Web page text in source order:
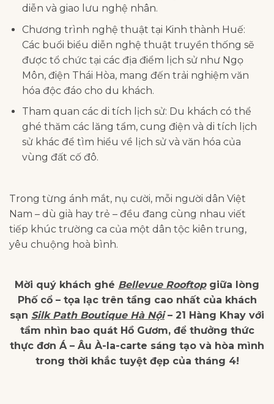
diễn và giao lưu nghệ nhân.​
Chương trình nghệ thuật tại Kinh thành Huế:
Các buổi biểu diễn nghệ thuật truyền thống sẽ
được tổ chức tại các địa điểm lịch sử như Ngọ
Môn, điện Thái Hòa, mang đến trải nghiệm văn
hóa độc đáo cho du khách.​
Tham quan các di tích lịch sử: Du khách có thể
ghé thăm các lăng tẩm, cung điện và di tích lịch
sử khác để tìm hiểu về lịch sử và văn hóa của
vùng đất cố đô.
Trong từng ánh mắt, nụ cười, mỗi người dân Việt
Nam – dù già hay trẻ – đều đang cùng nhau viết
tiếp khúc trường ca của một dân tộc kiên trung,
yêu chuộng hoà bình.
Mời quý khách ghé Bellevue Rooftopgiữa lòng
Phố cổ – tọa lạc trên tầng cao nhất của khách
sạn Silk Path Boutique Hà Nội– 21 Hàng Khay với
tầm nhìn bao quát Hồ Gươm, để thưởng thức
thực đơn Á – Âu À-la-carte sáng tạo và hòa mình
trong thời khắc tuyệt đẹp của tháng 4!